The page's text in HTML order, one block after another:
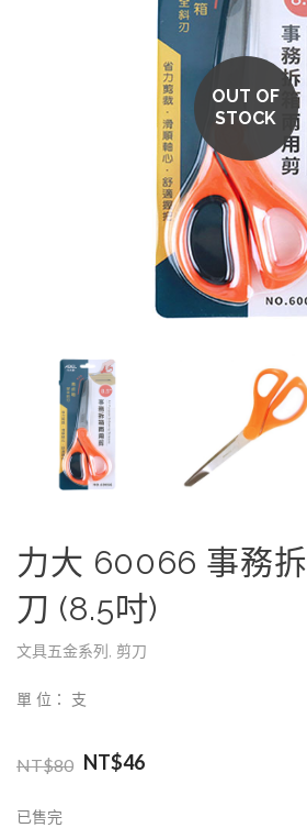
OUT OF
STOCK
力大 60066 事務
刀 (8.5吋)
文具五金系列 , 剪刀
單 位： 支
NT$80 NT$46
已售完